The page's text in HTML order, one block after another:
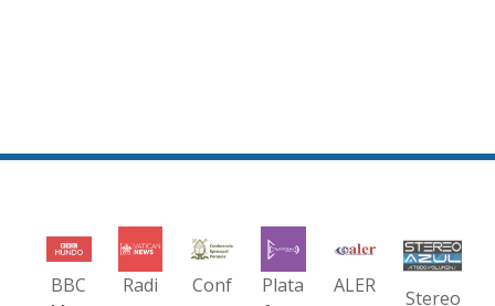
BBC
Radi
Conf
Plata
ALER
Stereo